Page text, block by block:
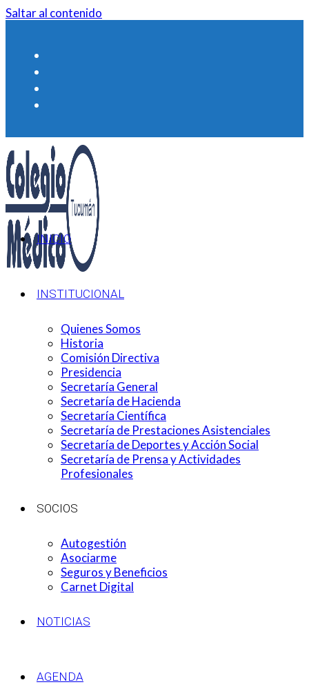
Saltar al contenido
INICIO
INSTITUCIONAL
Quienes Somos
Historia
Comisión Directiva
Presidencia
Secretaría General
Secretaría de Hacienda
Secretaría Científica
Secretaría de Prestaciones Asistenciales
Secretaría de Deportes y Acción Social
Secretaría de Prensa y Actividades
Profesionales
SOCIOS
Autogestión
Asociarme
Seguros y Beneficios
Carnet Digital
NOTICIAS
AGENDA